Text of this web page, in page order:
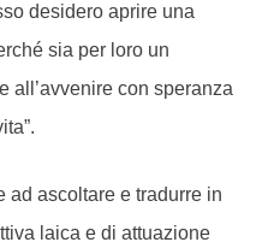
desidero aprire una
sia per loro un
all’avvenire con speranza
ad ascoltare e tradurre in
laica e di attuazione